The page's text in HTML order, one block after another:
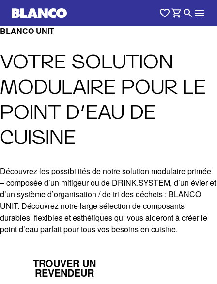
BLANCO UNIT
VOTRE SOLUTION
MODULAIRE POUR LE
POINT D’EAU DE
CUISINE
Découvrez les possibilités de notre solution modulaire primée
– composée d’un mitigeur ou de DRINK.SYSTEM, d’un évier et
d’un système d’organisation / de tri des déchets : BLANCO
UNIT. Découvrez notre large sélection de composants
durables, flexibles et esthétiques qui vous aideront à créer le
point d’eau parfait pour tous vos besoins en cuisine.
TROUVER UN
REVENDEUR